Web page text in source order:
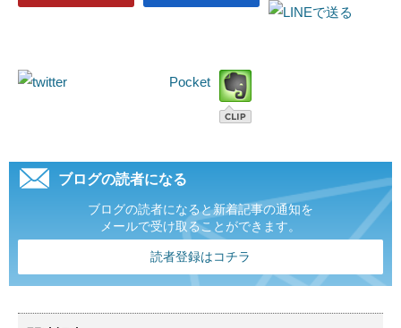
Pocket
ブログの読者になる
ブログの読者になると新着記事の通知を
メールで受け取ることができます。
読者登録はコチラ